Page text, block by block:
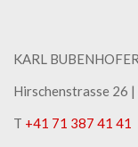
KARL
Hirschenstrasse 26 |
T +41 71 387 41 41